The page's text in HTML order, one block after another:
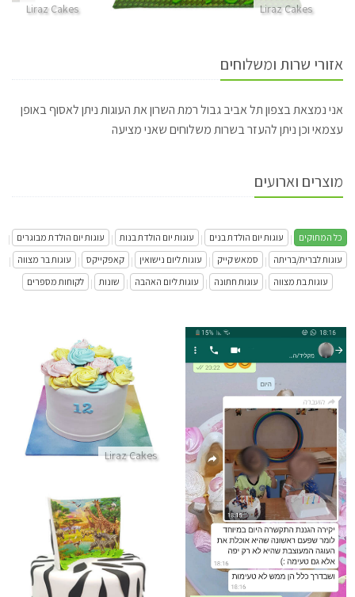
Liraz Cakes
Liraz Cakes
אזורי שרות ומשלוחים
אני נמצאת בצפון תל אביב גבול רמת השרון את העוגות ניתן לאסוף באופן
עצמאי וכן ניתן להעזר בשרות משלוחים שאני מציעה
מוצרים וארועים
כל המתוקים | עוגות יום הולדת בנים | עוגות יום הולדת בנות | עוגות יום הולדת מבוגרים
|
עוגות לברית/בריתה
| סמאש קייק | עוגות ליום נישואין | קאפקייקס | עוגות בר מצווה
|
עוגות בת מצווה
| עוגות חתונה | עוגות ליום האהבה | שונות | לקוחות מספרים
Liraz Cakes
עוגת בת מצווה מעוצבת
התקשר/י
ביקורות מלקוחות לעוגת גן שממש ממש טעימה
התקשר/י
עוגת חיות בספארי
התקשר/י